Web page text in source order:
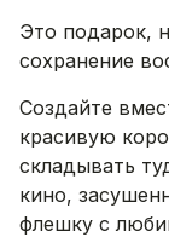
Это подарок,
сохранение
Создайте
красивую
складывать
кино,
флешку с